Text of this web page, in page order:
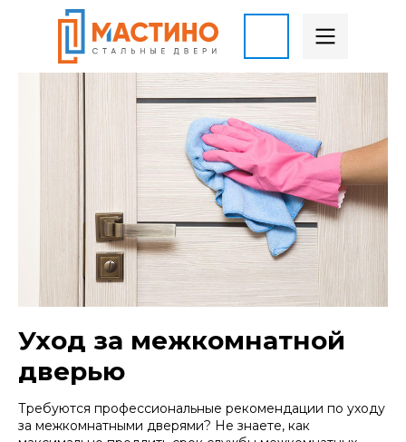
Уход за межкомнатной
дверью
Требуются профессиональные рекомендации по уходу
за межкомнатными дверями? Не знаете, как